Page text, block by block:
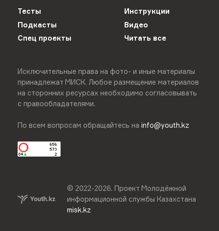
Тесты
Инструкции
Подкасты
Видео
Спец проекты
Читать все
Исключительные права на фото- и иные материалы
принадлежат МИСК. Любое размещение материалов
на сторонних ресурсах необходимо согласовывать
с правообладателями.
По всем вопросам обращайтесь на info@youth.kz
© 2022-2026.Проект Молодёжной
информационной службы Казахстана
misk.kz